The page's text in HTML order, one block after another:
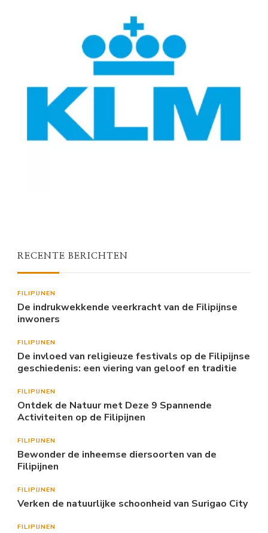
RECENTE BERICHTEN
FILIPIJNEN
De indrukwekkende veerkracht van de Filipijnse
inwoners
FILIPIJNEN
De invloed van religieuze festivals op de Filipijnse
geschiedenis: een viering van geloof en traditie
FILIPIJNEN
Ontdek de Natuur met Deze 9 Spannende
Activiteiten op de Filipijnen
FILIPIJNEN
Bewonder de inheemse diersoorten van de
Filipijnen
FILIPIJNEN
Verken de natuurlijke schoonheid van Surigao City
FILIPIJNEN